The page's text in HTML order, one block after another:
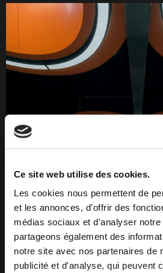
Ce site web utilise des cookies.
Les cookies nous permettent de
et les annonces, d'offrir des
médias sociaux et d'analyser
partageons également des
notre site avec nos partenaires de
publicité et d'analyse, qui peuvent
Stations